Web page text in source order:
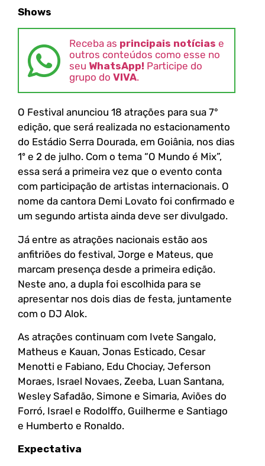
Shows
Receba as principais notícias e
outros conteúdos como esse no
seu WhatsApp! Participe do
grupo do VIVA.
O Festival anunciou 18 atrações para sua 7°
edição, que será realizada no estacionamento
do Estádio Serra Dourada, em Goiânia, nos dias
1º e 2 de julho. Com o tema “O Mundo é Mix”,
essa será a primeira vez que o evento conta
com participação de artistas internacionais. O
nome da cantora Demi Lovato foi confirmado e
um segundo artista ainda deve ser divulgado.
Já entre as atrações nacionais estão aos
anfitriões do festival, Jorge e Mateus, que
marcam presença desde a primeira edição.
Neste ano, a dupla foi escolhida para se
apresentar nos dois dias de festa, juntamente
com o DJ Alok.
As atrações continuam com Ivete Sangalo,
Matheus e Kauan, Jonas Esticado, Cesar
Menotti e Fabiano, Edu Chociay, Jeferson
Moraes, Israel Novaes, Zeeba, Luan Santana,
Wesley Safadão, Simone e Simaria, Aviões do
Forró, Israel e Rodolffo, Guilherme e Santiago
e Humberto e Ronaldo.
Expectativa